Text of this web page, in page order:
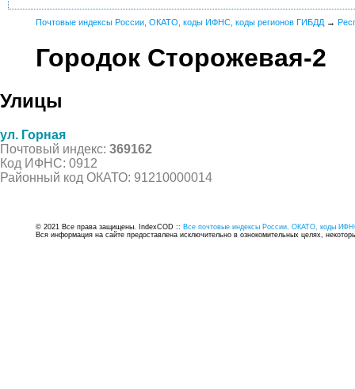
Почтовые индексы России, ОКАТО, коды ИФНС, коды регионов ГИБДД →
Городок Сторожевая-2
Улицы
ул. Горная
Почтовый индекс: 369162
Код ИФНС: 0912
Районный код ОКАТО: 91210000014
© 2021 Все права защищены. IndexCOD :: Все почтовые индексы России, ОКАТО, коды
Вся информация на сайте предоставлена исключительно в ознокомительных целях,